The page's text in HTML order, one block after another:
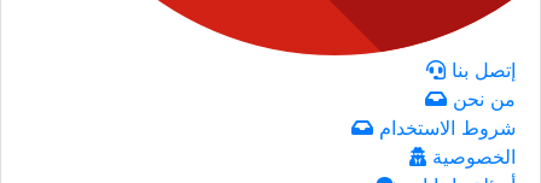
إتصل بنا
من نحن
شروط الاستخدام
الخصوصية